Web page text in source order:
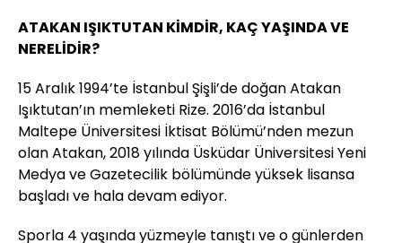
ATAKAN IŞIKTUTAN KİMDİR, KAÇ YAŞINDA VE
NERELİDİR?
15 Aralık 1994’te İstanbul Şişli’de doğan Atakan
Işıktutan’ın memleketi Rize. 2016’da İstanbul
Maltepe Üniversitesi İktisat Bölümü’nden mezun
olan Atakan, 2018 yılında Üsküdar Üniversitesi Yeni
Medya ve Gazetecilik bölümünde yüksek lisansa
başladı ve hala devam ediyor.
Sporla 4 yaşında yüzmeyle tanıştı ve o günlerden